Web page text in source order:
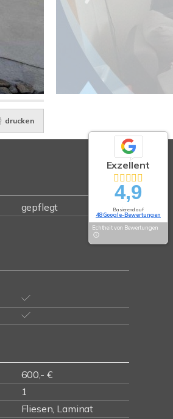
drucken
gepflegt
600,- €
1
Fliesen, Laminat
Exzellent
4,9
Basierend auf
48 Google-Bewertungen
Echtheit von Bewertungen